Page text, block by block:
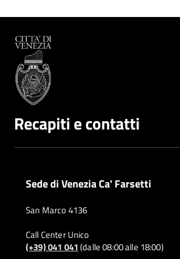
Recapiti e contatti
Sede di Venezia Ca' Farsetti
San Marco 4136
Call Center Unico
(+39) 041 041(dalle 08:00 alle 18:00)